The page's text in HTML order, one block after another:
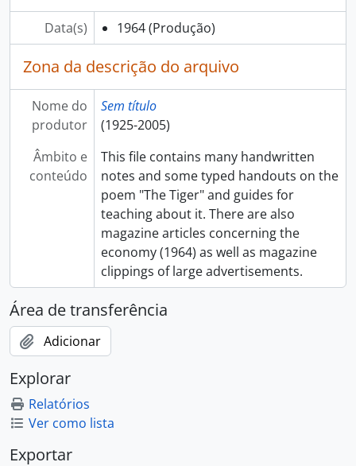
Data(s) 1964 (Produção)
Zona da descrição do arquivo
Nome do
produtor
Sem título
(1925-2005)
Âmbito e
conteúdo
This file contains many handwritten
notes and some typed handouts on the
poem "The Tiger" and guides for
teaching about it. There are also
magazine articles concerning the
economy (1964) as well as magazine
clippings of large advertisements.
Área de transferência
Adicionar
Explorar
Relatórios
Ver como lista
Exportar